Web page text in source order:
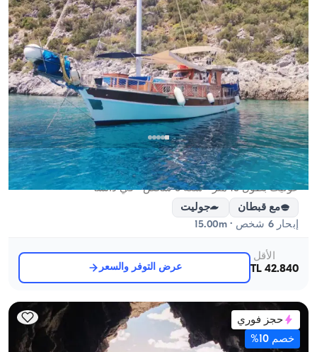
داتشا, Muğla قارب جديد
غوليت بطول 15 متر - سعة 6 شخص - في داتشا
مع قبطان
جوليت
إبحار 6 شخص · 15.00m
الأقل
42.840 TL
عرض التوفر والسعر
حجز فوري
خصم 10%